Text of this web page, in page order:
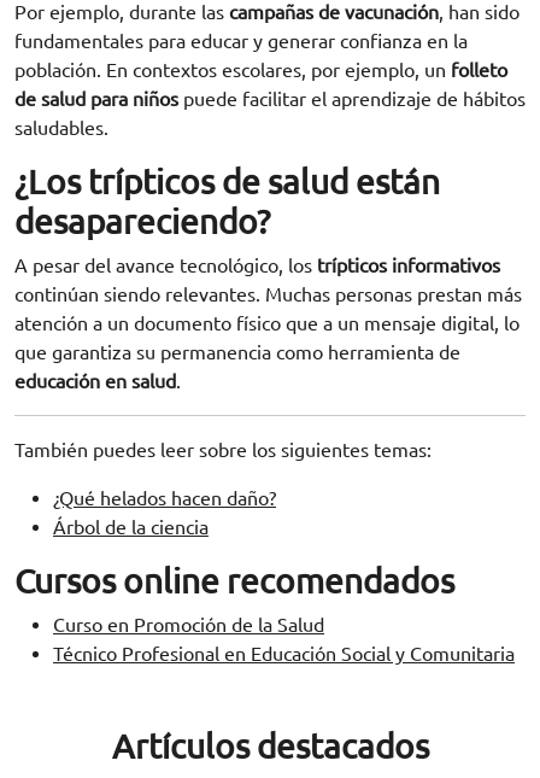
Por ejemplo, durante las campañas de vacunación, han sido
fundamentales para educar y generar confianza en la
población. En contextos escolares, por ejemplo, un folleto
de salud para niños puede facilitar el aprendizaje de hábitos
saludables.
¿Los trípticos de salud están
desapareciendo?
A pesar del avance tecnológico, los trípticos informativos
continúan siendo relevantes. Muchas personas prestan más
atención a un documento físico que a un mensaje digital, lo
que garantiza su permanencia como herramienta de
educación en salud.
También puedes leer sobre los siguientes temas:
¿Qué helados hacen daño?
Árbol de la ciencia
Cursos online recomendados
Curso en Promoción de la Salud
Técnico Profesional en Educación Social y Comunitaria
Artículos destacados